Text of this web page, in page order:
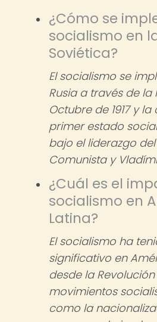
¿Cómo se
socialismo en
Soviética?
El socialismo se
Rusia a través de la
Octubre de 1917 y
primer estado
bajo el liderazgo
Comunista y
¿Cuál es el
socialismo en
Latina?
El socialismo ha
significativo en
desde la
movimientos
como la